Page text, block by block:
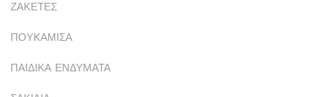
ΖΑΚΕΤΕΣ
ΠΟΥΚΑΜΙΣΑ
ΠΑΙΔΙΚΑ ΕΝΔΥΜΑΤΑ